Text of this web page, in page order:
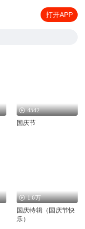
打开APP
4542
国庆节
1.6万
国庆特辑（国庆节快
乐）